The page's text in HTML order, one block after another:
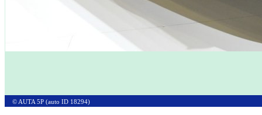
© AUTA 5P (auto ID 18294)